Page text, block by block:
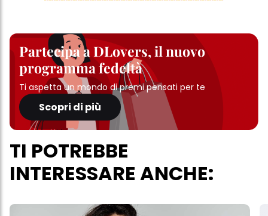
Partecipa a DLovers, il nuovo
programma fedeltà
Ti aspetta un mondo di premi pensati per te
Scopri di più
TI POTREBBE
INTERESSARE ANCHE: